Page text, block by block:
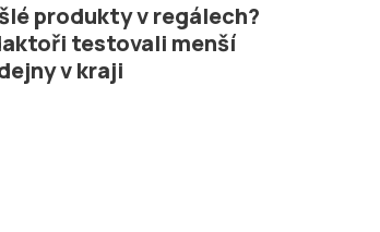
produkty v regálech?
testovali menší
v kraji